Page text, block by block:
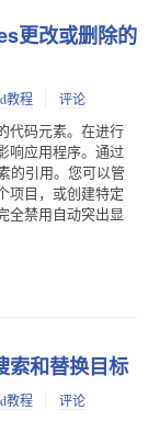
更改或删除的
教程 评论
代码元素。在进行
响应用程序。通过
的引用。您可以管
项目，或创建特定
全禁用自动突出显
索和替换目标
教程 评论